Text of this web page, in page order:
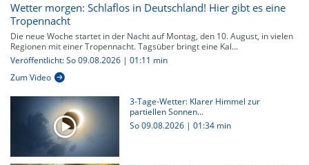
Wetter morgen: Schlaflos in Deutschland! Hier gibt es eine
Tropennacht
Die neue Woche startet in der Nacht auf Montag, den 10. August, in vielen
Regionen mit einer Tropennacht. Tagsüber bringt eine Kal...
Veröffentlicht: So 09.08.2026 | 01:11 min
Zum Video
3-Tage-Wetter: Klarer Himmel zur
partiellen Sonnen...
So 09.08.2026 | 01:34 min